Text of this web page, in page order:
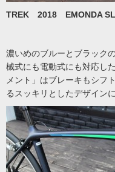
TREK 2018 EMONDA
濃いめのブルーとブラック
械式にも電動式にも対応し
メント」はブレーキもシフ
るスッキリとしたデザインに